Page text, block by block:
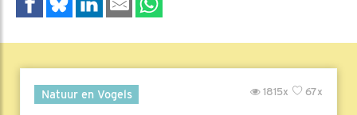
Natuur en Vogels 67x
1815x